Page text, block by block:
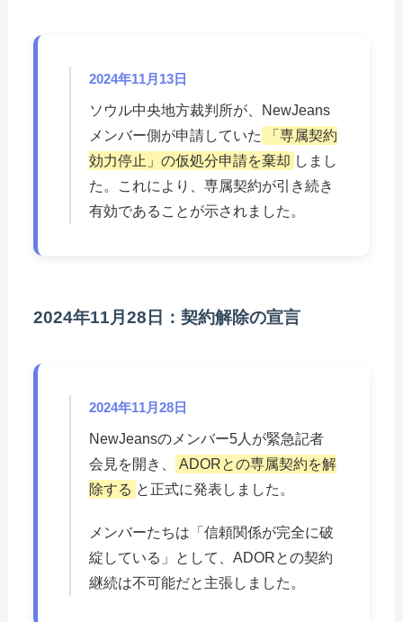
2024年11月13日
ソウル中央地方裁判所が、NewJeans
メンバー側が申請していた
「専属契約
効力停止」の仮処分申請を棄却 しまし
た。これにより、専属契約が引き続き
有効であることが示されました。
2024年11月28日：契約解除の宣言
2024年11月28日
NewJeansのメンバー5人が緊急記者
会見を開き、
ADORとの専属契約を解
除する と正式に発表しました。
メンバーたちは「信頼関係が完全に破
綻している」として、ADORとの契約
継続は不可能だと主張しました。